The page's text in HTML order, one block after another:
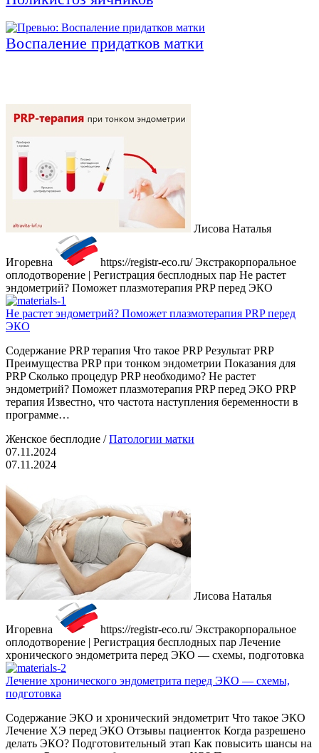
Воспаление придатков матки
Лисова Наталья
Игоревна https://registr-eco.ru/ Экстракорпоральное
оплодотворение | Регистрация бесплодных пар Не растет
эндометрий? Поможет плазмотерапия PRP перед ЭКО
Не растет эндометрий? Поможет плазмотерапия PRP перед
ЭКО
Содержание PRP терапия Что такое PRP Результат PRP
Преимущества PRP при тонком эндометрии Показания для
PRP Сколько процедур PRP необходимо? Не растет
эндометрий? Поможет плазмотерапия PRP перед ЭКО PRP
терапия Известно, что частота наступления беременности в
программе…
Женское бесплодие /Патологии матки
07.11.2024
07.11.2024
Лисова Наталья
Игоревна https://registr-eco.ru/ Экстракорпоральное
оплодотворение | Регистрация бесплодных пар Лечение
хронического эндометрита перед ЭКО — схемы, подготовка
Лечение хронического эндометрита перед ЭКО — схемы,
подготовка
Содержание ЭКО и хронический эндометрит Что такое ЭКО
Лечение ХЭ перед ЭКО Отзывы пациенток Когда разрешено
делать ЭКО? Подготовительный этап Как повысить шансы на